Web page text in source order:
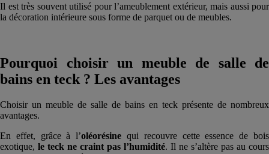
Il est très souvent utilisé pour l’ameublement extérieur, mais aussi pour
la décoration intérieure sous forme de parquet ou de meubles.
Pourquoi choisir un meuble de salle de
bains en teck ? Les avantages
Choisir un meuble de salle de bains en teck présente de nombreux
avantages.
En effet, grâce à l’oléorésinequi recouvre cette essence de bois
exotique, le teck ne craint pas l’humidité. Il ne s’altère pas au cours